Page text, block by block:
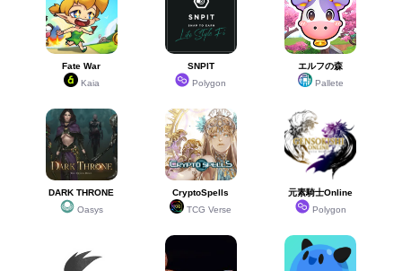
Fate War
Kaia
SNPIT
Polygon
エルフの森
Pallete
DARK THRONE
Oasys
CryptoSpells
TCG Verse
元素騎士Online
Polygon